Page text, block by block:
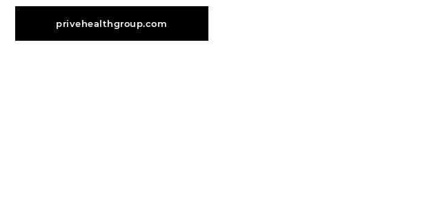
privehealthgroup.com